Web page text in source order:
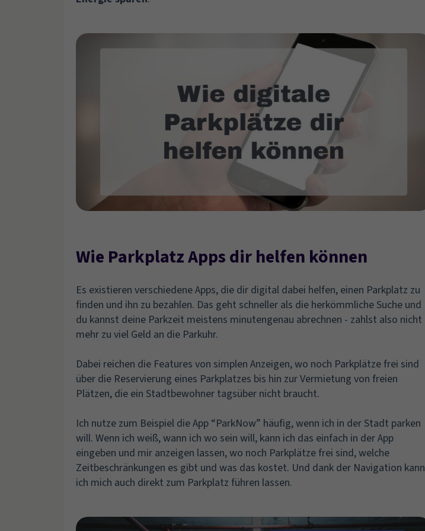
Wie Parkplatz Apps dir helfen können
Es existieren verschiedene Apps, die dir digital dabei helfen, einen Parkplatz zu
finden und ihn zu bezahlen. Das geht schneller als die herkömmliche Suche und
du kannst deine Parkzeit meistens minutengenau abrechnen - zahlst also nicht
mehr zu viel Geld an die Parkuhr.
Dabei reichen die Features von simplen Anzeigen, wo noch Parkplätze frei sind
über die Reservierung eines Parkplatzes bis hin zur Vermietung von freien
Plätzen, die ein Stadtbewohner tagsüber nicht braucht.
Ich nutze zum Beispiel die App “ParkNow” häufig, wenn ich in der Stadt parken
will. Wenn ich weiß, wann ich wo sein will, kann ich das einfach in der App
eingeben und mir anzeigen lassen, wo noch Parkplätze frei sind, welche
Zeitbeschränkungen es gibt und was das kostet. Und dank der Navigation kann
ich mich auch direkt zum Parkplatz führen lassen.